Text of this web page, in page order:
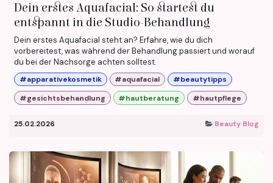
Dein erstes Aquafacial: So startest du
entspannt in die Studio-Behandlung
Dein erstes Aquafacial steht an? Erfahre, wie du dich
vorbereitest, was während der Behandlung passiert und worauf
du bei der Nachsorge achten solltest.
#apparativekosmetik #aquafacial
#beautytipps
#gesichtsbehandlung
#hautberatung #hautpflege
25.02.2026 Beauty Blog